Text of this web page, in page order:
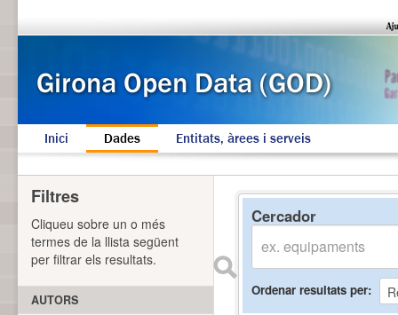
Inici Dades Entitats, àrees i serveis
Cercador
Ordenar resultats per
Filtres
Cliqueu sobre un o més
termes de la llista següent
per filtrar els resultats.
AUTORS